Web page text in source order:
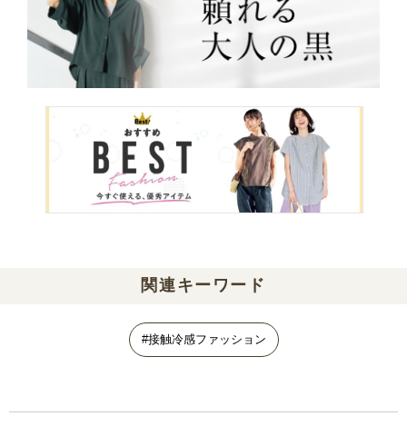
関連キーワード
#接触冷感ファッション